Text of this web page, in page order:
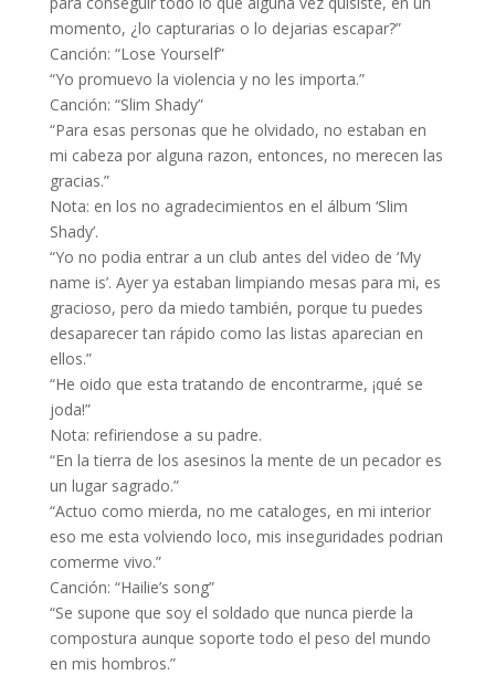
momento, ¿lo capturarias o lo dejarias escapar?”
Canción: “Lose Yourself”
“Yo promuevo la violencia y no les importa.”
Canción: “Slim Shady”
“Para esas personas que he olvidado, no estaban en
mi cabeza por alguna razon, entonces, no merecen las
gracias.”
Nota: en los no agradecimientos en el álbum ‘Slim
Shady’.
“Yo no podia entrar a un club antes del video de ‘My
name is’. Ayer ya estaban limpiando mesas para mi, es
gracioso, pero da miedo también, porque tu puedes
desaparecer tan rápido como las listas aparecian en
ellos.”
“He oido que esta tratando de encontrarme, ¡qué se
joda!”
Nota: refiriendose a su padre.
“En la tierra de los asesinos la mente de un pecador es
un lugar sagrado.”
“Actuo como mierda, no me cataloges, en mi interior
eso me esta volviendo loco, mis inseguridades podrian
comerme vivo.”
Canción: “Hailie’s song”
“Se supone que soy el soldado que nunca pierde la
compostura aunque soporte todo el peso del mundo
en mis hombros.”